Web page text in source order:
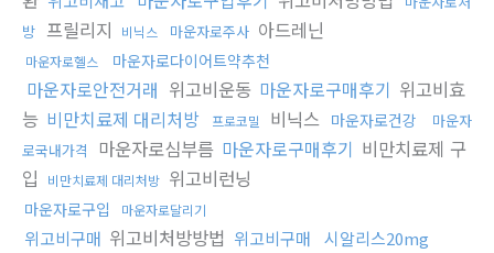
방 프릴리지 비닉스 마운자로주사 아드레닌
마운자로헬스 마운자로다이어트약추천
마운자로안전거래 위고비운동 마운자로구매후기 위고비효
능 비만치료제 대리처방 프로코밀 비닉스 마운자로건강
마운자
로국내가격
마운자로심부름 마운자로구매후기 비만치료제 구
입
비만치료제 대리처방 위고비런닝
마운자로구입 마운자로달리기
위고비구매 위고비처방방법 위고비구매 시알리스20mg